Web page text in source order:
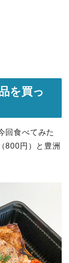
を買っ
回食べてみた
800円）と豊洲